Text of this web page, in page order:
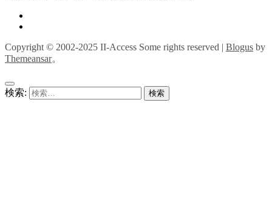
Copyright © 2002-2025 II-Access Some rights reserved | Blogus by
Themeansar。
検索: